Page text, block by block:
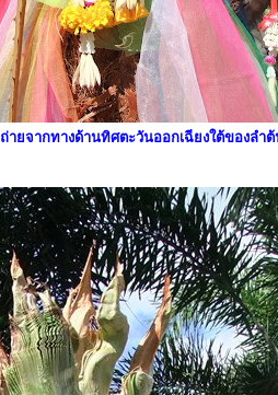
ถ่ายจากทางด้านทิศตะวันออกเฉียงใต้ของลำ